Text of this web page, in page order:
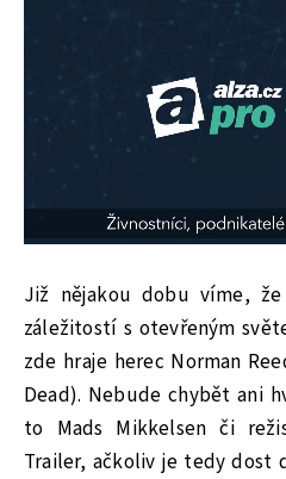
Již nějakou dobu víme,
záležitostí s otevřeným
zde hraje herec Norman
Dead). Nebude chybět ani
to Mads Mikkelsen či
Trailer, ačkoliv je tedy dost